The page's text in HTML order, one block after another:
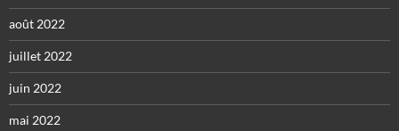
août 2022
juillet 2022
juin 2022
mai 2022